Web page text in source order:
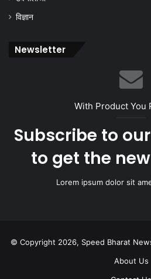
विज्ञान
Newsletter
With Product You
Subscribe to
to get the
Lorem ipsum dolor sit
© Copyright 2026, Speed Bharat
About Us